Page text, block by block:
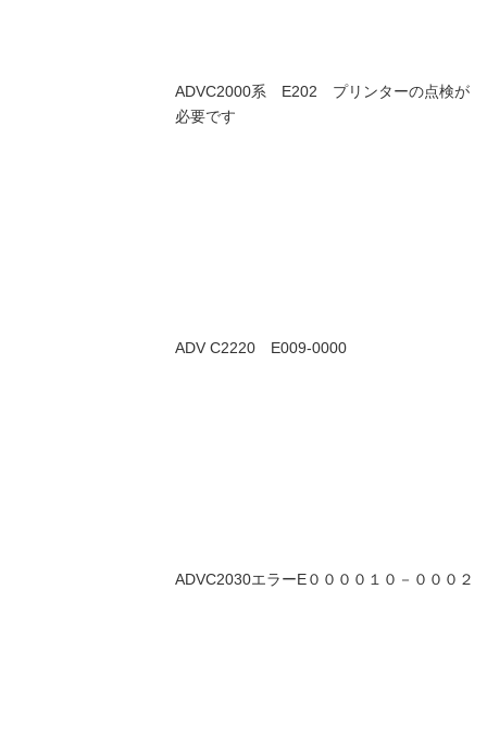
ADVC2000系 E202 プリンターの点検が
必要です
ADV C2220 E009-0000
ADVC2030エラーE００００１０－０００２